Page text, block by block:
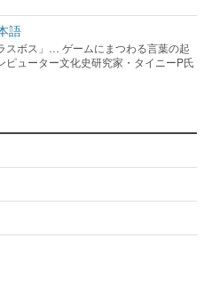
語
スボス」… ゲームにまつわる言葉の起
ピューター文化史研究家・タイニーP氏